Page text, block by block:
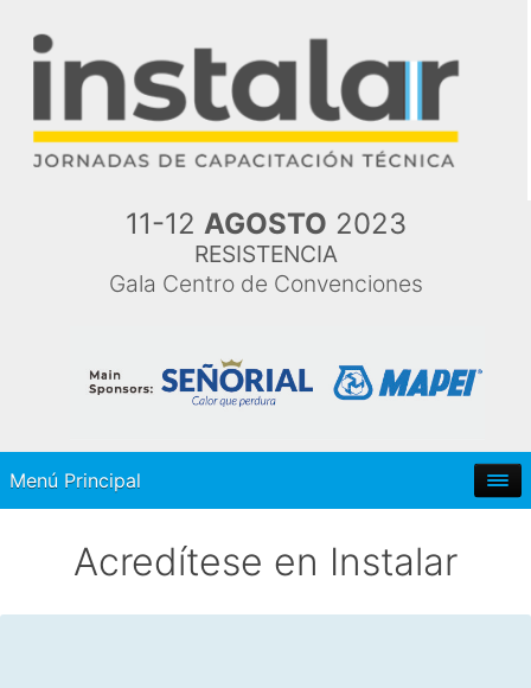
11-12 AGOSTO 2023
RESISTENCIA
Gala Centro de Convenciones
Menú Principal
Acredítese en Instalar